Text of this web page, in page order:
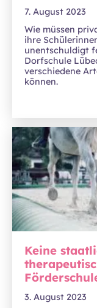
7. August 2023
Wie müssen
ihre
unentschuldigt
Dorfschule
verschiedene
können.
Keine
3. August 2023